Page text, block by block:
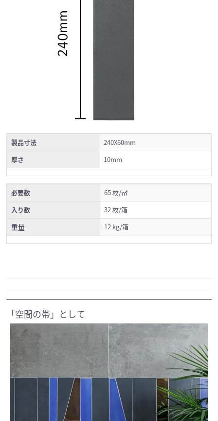
製品寸法
240X60mm
厚さ
10mm
必要数
65 枚/㎡
入り数
32 枚/箱
重量 12 kg/箱
「空間の帯」として